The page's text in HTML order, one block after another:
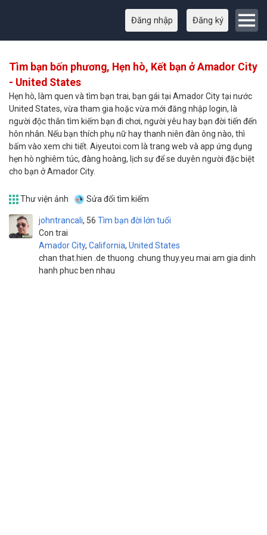
Đăng nhập Đăng ký
Tìm bạn bốn phương, Hẹn hò, Kết bạn ở Amador City
- United States
Hẹn hò, làm quen và tìm bạn trai, bạn gái tại Amador City tại nước
United States, vừa tham gia hoặc vừa mới đăng nhập login, là
người độc thân tìm kiếm bạn đi chơi, người yêu hay bạn đời tiến đến
hôn nhân. Nếu bạn thích phụ nữ hay thanh niên đàn ông nào, thì
bấm vào xem chi tiết. Aiyeutoi.com là trang web và app ứng dụng
hẹn hò nghiêm túc, đàng hoàng, lịch sự để se duyên người đặc biệt
cho bạn ở Amador City.
Thư viện ảnh Sửa đổi tìm kiếm
johntrancali
Con trai
56
Amador City, California, United States
Tìm bạn đời lớn tuổi
chan that.hien .de thuong .chung thuy.yeu mai am gia dinh
hanh phuc ben nhau